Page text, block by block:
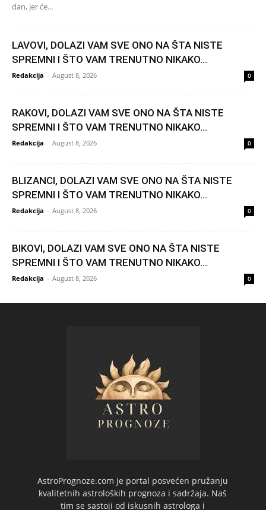
dan, jer će...
LAVOVI, DOLAZI VAM SVE ONO NA ŠTA NISTE
SPREMNI I ŠTO VAM TRENUTNO NIKAKO...
Redakcija - August 8, 2026 0
RAKOVI, DOLAZI VAM SVE ONO NA ŠTA NISTE
SPREMNI I ŠTO VAM TRENUTNO NIKAKO...
Redakcija - August 8, 2026 0
BLIZANCI, DOLAZI VAM SVE ONO NA ŠTA NISTE
SPREMNI I ŠTO VAM TRENUTNO NIKAKO...
Redakcija - August 8, 2026 0
BIKOVI, DOLAZI VAM SVE ONO NA ŠTA NISTE
SPREMNI I ŠTO VAM TRENUTNO NIKAKO...
Redakcija - August 8, 2026 0
AstroPrognoze.com je portal posvećen pružanju
kvalitetnih astroloških prognoza i sadržaja. Naš
tim se sastoji od iskusnih astrologa i